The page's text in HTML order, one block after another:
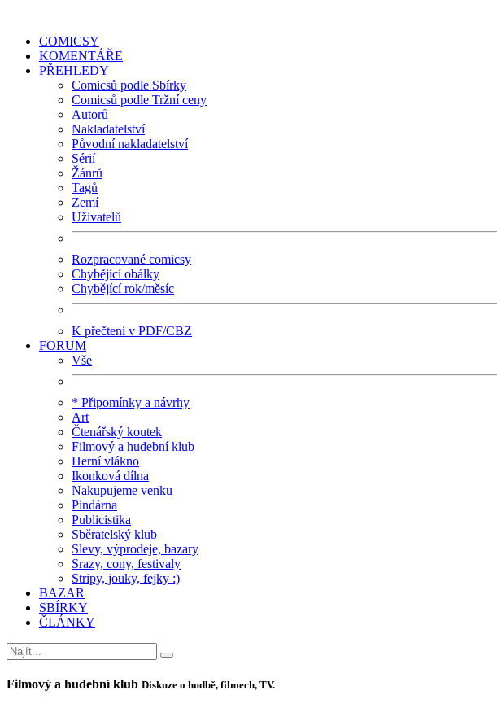
COMICSY
KOMENTÁŘE
PŘEHLEDY
Comicsů podle Sbírky
Comicsů podle Tržní ceny
Autorů
Nakladatelství
Původní nakladatelství
Sérií
Žánrů
Tagů
Zemí
Uživatelů
Rozpracované comicsy
Chybějící obálky
Chybějící rok/měsíc
K přečtení v PDF/CBZ
FORUM
Vše
* Připomínky a návrhy
Art
Čtenářský koutek
Filmový a hudební klub
Herní vlákno
Ikonková dílna
Nakupujeme venku
Pindárna
Publicistika
Sběratelský klub
Slevy, výprodeje, bazary
Srazy, cony, festivaly
Stripy, jouky, fejky :)
BAZAR
SBÍRKY
ČLÁNKY
Filmový a hudební klub Diskuze o hudbě, filmech, TV.